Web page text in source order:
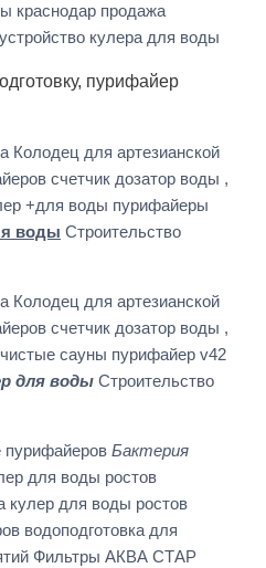
краснодар продажа
кулера для воды
пурифайер
Колодец для артезианской
счетчик дозатор воды ,
+для воды пурифайеры
воды Строительство
Колодец для артезианской
счетчик дозатор воды ,
сауны пурифайер v42
для воды Строительство
пурифайеров Бактерия
для воды ростов
кулер для воды ростов
водоподготовка для
Фильтры АКВА СТАР